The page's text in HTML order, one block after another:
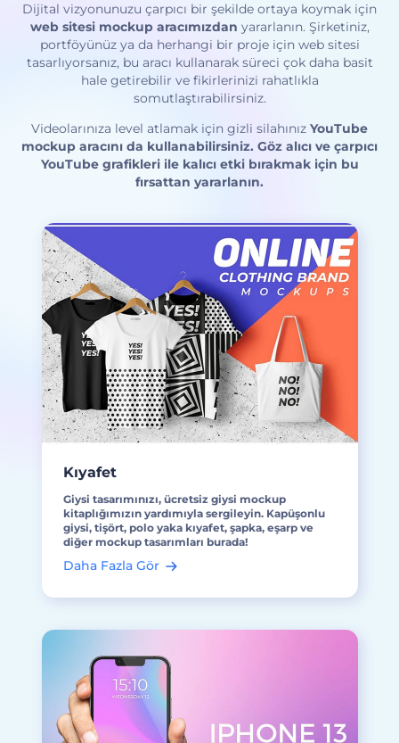
Dijital vizyonunuzu çarpıcı bir şekilde ortaya koymak için
web sitesi mockup aracımızdan yararlanın. Şirketiniz,
portföyünüz ya da herhangi bir proje için web sitesi
tasarlıyorsanız, bu aracı kullanarak süreci çok daha basit
hale getirebilir ve fikirlerinizi rahatlıkla
somutlaştırabilirsiniz.
Videolarınıza level atlamak için gizli silahınız YouTube
mockup aracını da kullanabilirsiniz. Göz alıcı ve çarpıcı
YouTube grafikleri ile kalıcı etki bırakmak için bu
fırsattan yararlanın.
Kıyafet
Giysi tasarımınızı, ücretsiz giysi mockup
kitaplığımızın yardımıyla sergileyin. Kapüşonlu
giysi, tişört, polo yaka kıyafet, şapka, eşarp ve
diğer mockup tasarımları burada!
Daha Fazla Gör